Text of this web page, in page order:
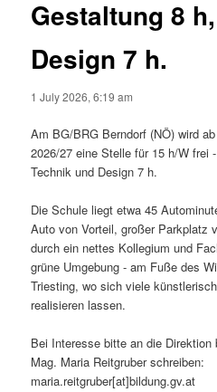
Gestaltung 8
Design 7 h.
1 July 2026, 6:19 am
Am BG/BRG Berndorf (NÖ) wird
2026/27 eine Stelle für 15 h/W frei
Technik und Design 7 h.
Die Schule liegt etwa 45
Auto von Vorteil, großer Parkplatz
durch ein nettes Kollegium und
grüne Umgebung - am Fuße des
Triesting, wo sich viele
realisieren lassen.
Bei Interesse bitte an die Direktion
Mag. Maria Reitgruber schreiben:
maria.reitgruber[at]bildung.gv.at